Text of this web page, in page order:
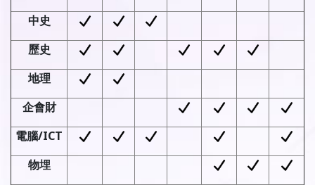
中史
歷史
地理
企會財
電腦/ICT
物埋